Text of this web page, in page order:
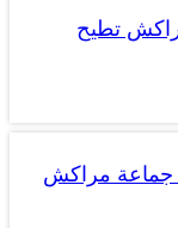
تطيح
جماعة مراكش